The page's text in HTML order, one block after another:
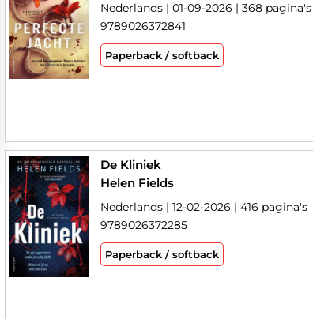
Nederlands | 01-09-2026 | 368 pagina's
9789026372841
Paperback / softback
De Kliniek
Helen Fields
Nederlands | 12-02-2026 | 416 pagina's
9789026372285
Paperback / softback